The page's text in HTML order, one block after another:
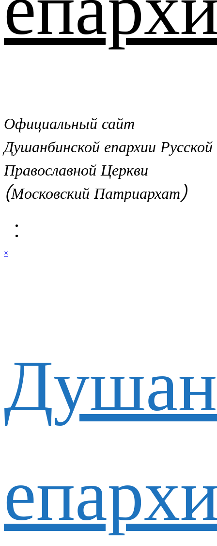
Официальный сайт
Душанбинской епархии Русской
Православной Церкви
(Московский Патриархат)
×